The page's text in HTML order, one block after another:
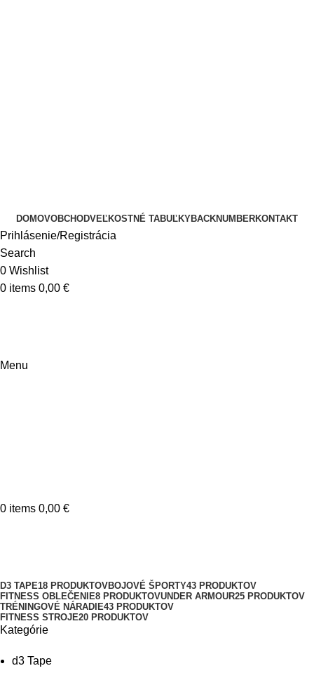
DOMOVOBCHODVEĽKOSTNÉ TABUĽKYBACKNUMBERKONTAKT
Prihlásenie/Registrácia
Search
0 Wishlist
0 items 0,00 €
Menu
0 items 0,00 €
D3 TAPE18 PRODUKTOVBOJOVÉ ŠPORTY43 PRODUKTOV
FITNESS OBLEČENIE8 PRODUKTOVUNDER ARMOUR25 PRODUKTOV
TRÉNINGOVÉ NÁRADIE43 PRODUKTOV
FITNESS STROJE20 PRODUKTOV
Kategórie
d3 Tape